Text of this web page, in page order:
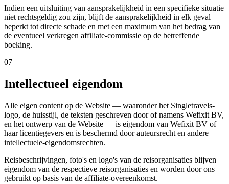
Indien een uitsluiting van aansprakelijkheid in een specifieke situatie
niet rechtsgeldig zou zijn, blijft de aansprakelijkheid in elk geval
beperkt tot directe schade en met een maximum van het bedrag van
de eventueel verkregen affiliate-commissie op de betreffende
boeking.
07
Intellectueel eigendom
Alle eigen content op de Website — waaronder het Singletravels-
logo, de huisstijl, de teksten geschreven door of namens Wefixit BV,
en het ontwerp van de Website — is eigendom van Wefixit BV of
haar licentiegevers en is beschermd door auteursrecht en andere
intellectuele-eigendomsrechten.
Reisbeschrijvingen, foto's en logo's van de reisorganisaties blijven
eigendom van de respectieve reisorganisaties en worden door ons
gebruikt op basis van de affiliate-overeenkomst.